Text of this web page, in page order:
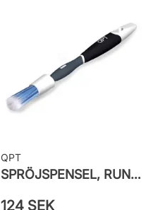
QPT
SPRÖJSPENSEL, RUNDPENSEL ADVANCE MAX BLUE
124 SEK